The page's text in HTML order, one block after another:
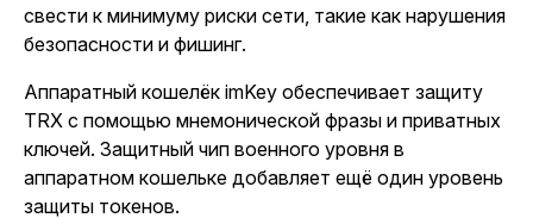
свести к минимуму риски сети, такие как нарушения
безопасности и фишинг.
Аппаратный кошелёк imKey обеспечивает защиту
TRX с помощью мнемонической фразы и приватных
ключей. Защитный чип военного уровня в
аппаратном кошельке добавляет ещё один уровень
защиты токенов.